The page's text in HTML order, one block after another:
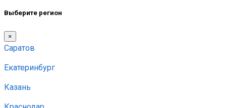
Выберите регион
×
Саратов
Екатеринбург
Казань